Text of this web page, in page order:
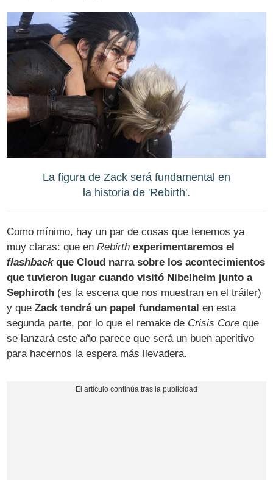
La figura de Zack será fundamental en
la historia de 'Rebirth'.
Como mínimo, hay un par de cosas que tenemos ya
muy claras: que enRebirth experimentaremos el
flashbackque Cloud narra sobre los acontecimientos
que tuvieron lugar cuando visitó Nibelheim junto a
Sephiroth (es la escena que nos muestran en el tráiler)
y queZack tendrá un papel fundamental en esta
segunda parte, por lo que el remake de Crisis Core que
se lanzará este año parece que será un buen aperitivo
para hacernos la espera más llevadera.